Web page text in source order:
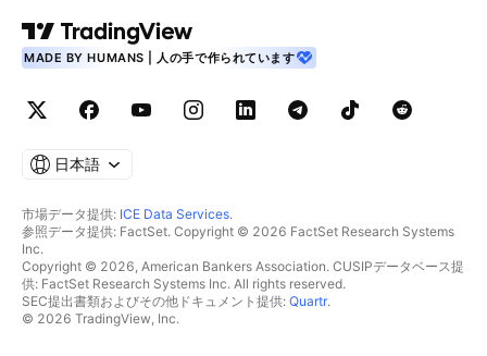
MADE BY HUMANS | 人の手で作られています
日本語
市場データ提供: ICE Data Services.
参照データ提供: FactSet. Copyright © 2026 FactSet Research Systems
Inc.
Copyright © 2026, American Bankers Association. CUSIPデータベース提
供: FactSet Research Systems Inc. All rights reserved.
SEC提出書類およびその他ドキュメント提供: Quartr.
© 2026 TradingView, Inc.